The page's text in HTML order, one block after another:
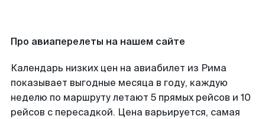
Про авиаперелеты на нашем сайте
Календарь низких цен на авиабилет из Рима
показывает выгодные месяца в году, каждую
неделю по маршруту летают 5 прямых рейсов и 10
рейсов с пересадкой. Цена варьируется, самая